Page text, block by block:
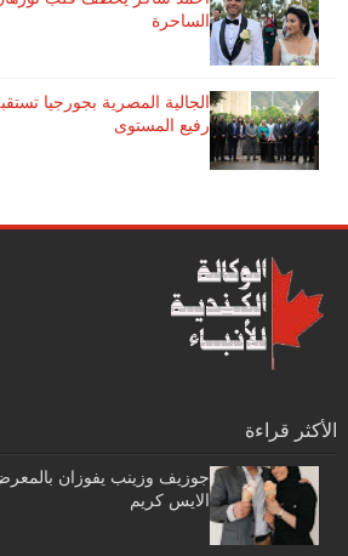
الساحرة
الجالية المصرية بجورجيا
رفيع المستوى
الأكثر قراءة
جوزيف وزينب يفوزان
الايس كريم